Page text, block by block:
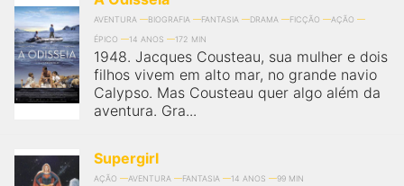
AVENTURA BIOGRAFIA FANTASIA DRAMA FICÇÃO
AÇÃO
ÉPICO
14 ANOS 172 MIN
1948. Jacques Cousteau, sua mulher e dois
filhos vivem em alto mar, no grande navio
Calypso. Mas Cousteau quer algo além da
aventura. Gra...
Supergirl
AÇÃO AVENTURA FANTASIA 14 ANOS 99 MIN